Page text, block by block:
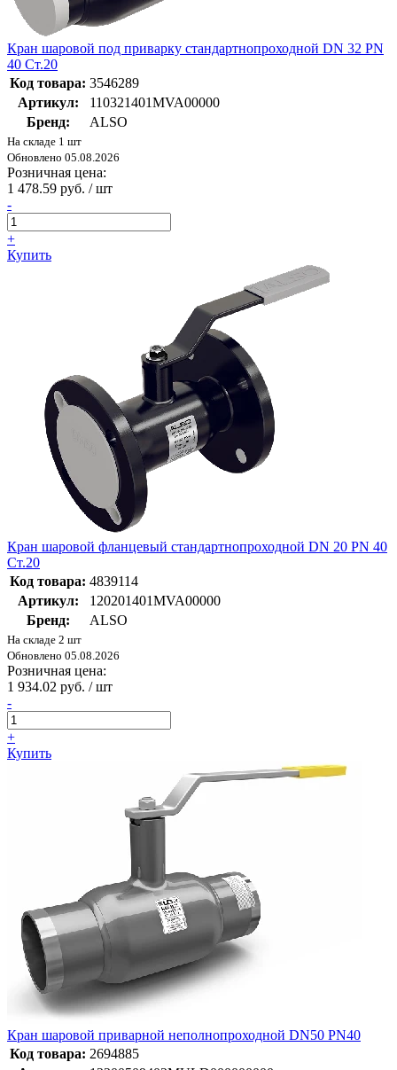
Кран шаровой под приварку стандартнопроходной DN 32 PN
40 Ст.20
Код товара: 3546289
Артикул:
110321401MVA00000
Бренд:
ALSO
На складе 1 шт
Обновлено 05.08.2026
Розничная цена:
1 478.59 руб. / шт
-
+
Купить
Кран шаровой фланцевый стандартнопроходной DN 20 PN 40
Ст.20
Код товара: 4839114
Артикул:
120201401MVA00000
Бренд:
ALSO
На складе 2 шт
Обновлено 05.08.2026
Розничная цена:
1 934.02 руб. / шт
-
+
Купить
Кран шаровой приварной неполнопроходной DN50 PN40
Код товара: 2694885